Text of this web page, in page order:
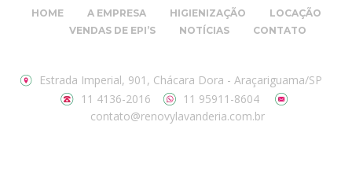
HOME A EMPRESA HIGIENIZAÇÃO
LOCAÇÃO
VENDAS DE EPI’S
NOTÍCIAS CONTATO
Estrada Imperial, 901, Chácara Dora - Araçariguama/SP
11 4136-2016
11 95911-8604
contato@renovylavanderia.com.br